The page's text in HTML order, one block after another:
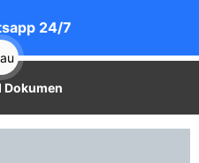
24/7
Dokumen